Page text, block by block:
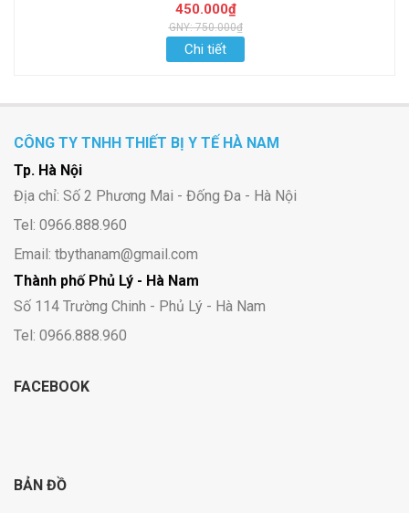
450.000₫
GNY: 750.000₫
Chi tiết
CÔNG TY TNHH THIẾT BỊ Y TẾ HÀ NAM
Tp. Hà Nội
Địa chỉ: Số 2 Phương Mai - Đống Đa - Hà Nội
Tel: 0966.888.960
Email: tbythanam@gmail.com
Thành phố Phủ Lý - Hà Nam
Số 114 Trường Chinh - Phủ Lý - Hà Nam
Tel: 0966.888.960
FACEBOOK
BẢN ĐỒ